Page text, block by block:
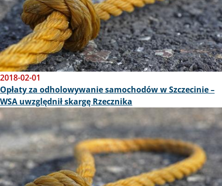
2018-02-01
Opłaty za odholowywanie samochodów w Szczecinie –
WSA uwzględnił skargę Rzecznika
Obraz